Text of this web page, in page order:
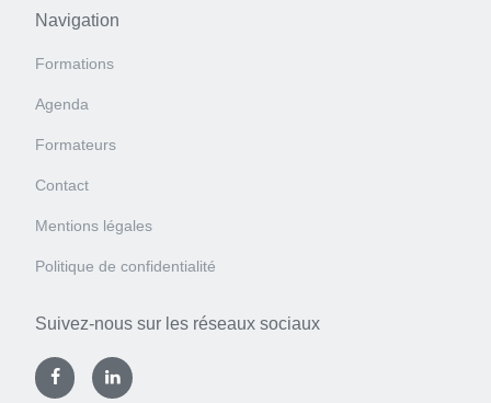
Navigation
Formations
Agenda
Formateurs
Contact
Mentions légales
Politique de confidentialité
Suivez-nous sur les réseaux sociaux